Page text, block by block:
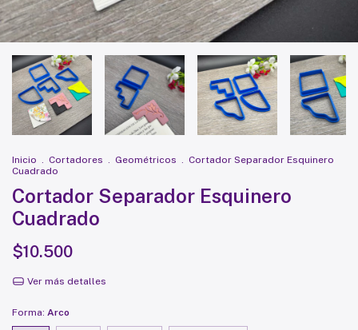
Inicio . Cortadores . Geométricos . Cortador Separador Esquinero
Cuadrado
Cortador Separador Esquinero
Cuadrado
$10.500
Ver más detalles
Forma: Arco